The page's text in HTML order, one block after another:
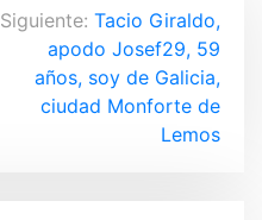
Siguiente: Tacio Giraldo,
apodo Josef29, 59
años, soy de Galicia,
ciudad Monforte de
Lemos